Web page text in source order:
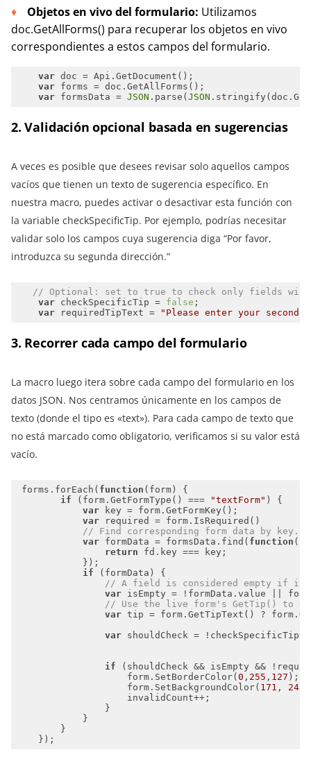
Objetos en vivo del formulario: Utilizamos
doc.GetAllForms() para recuperar los objetos en vivo
correspondientes a estos campos del formulario.
var
var
var formsData = JSON .parse( JSON
2. Validación opcional basada en sugerencias
A veces es posible que desees revisar solo aquellos campos
vacíos que tienen un texto de sugerencia específico. En
nuestra macro, puedes activar o desactivar esta función con
la variable checkSpecificTip. Por ejemplo, podrías necesitar
validar solo los campos cuya sugerencia diga “Por favor,
introduzca su segunda dirección.”
// Optional: set to true to check only fields
var checkSpecificTip = false
var requiredTipText = "Please enter your second
3. Recorrer cada campo del formulario
La macro luego itera sobre cada campo del formulario en los
datos JSON. Nos centramos únicamente en los campos de
texto (donde el tipo es «text»). Para cada campo de texto que
no está marcado como obligatorio, verificamos si su valor está
vacío.
forms.forEach( function ( form)
if (form.GetFormType() === "textForm"
var
var
// Find corresponding form data by key.
var formData = formsData.find( function (
return
if
// A field is considered empty if its
var isEmpty = !formData.value ||
// Use the live form's GetTip() to
var tip = form.GetTipText() ?
var
if
form.SetBorderColor( 0 , 255 , 127 );
form.SetBackgroundColor( 171 , 242